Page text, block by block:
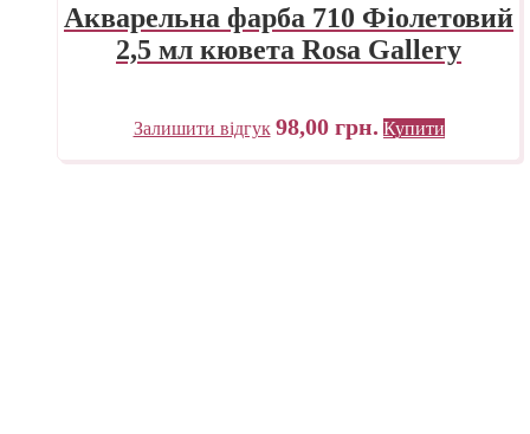
Акварельна фарба 710 Фіолетовий
2,5 мл кювета Rosa Gallery
Залишити відгук 98,00 грн. Купити